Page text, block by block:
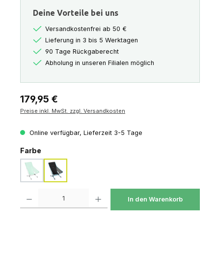
Deine Vorteile bei uns
Versandkostenfrei ab 50 €
Lieferung in 3 bis 5 Werktagen
90 Tage Rückgaberecht
Abholung in unseren Filialen möglich
Regulärer Preis:
179,95 €
Preise inkl. MwSt. zzgl. Versandkosten
Online verfügbar, Lieferzeit 3-5 Tage
Farbeauswählen
biscay green
(Diese Option ist zurzeit nicht verfügbar.)
black
In den Warenkorb